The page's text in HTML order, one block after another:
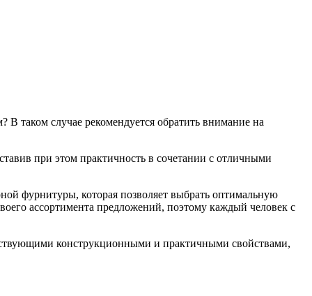
В таком случае рекомендуется обратить внимание на
при этом практичность в сочетании с отличными
фурнитуры, которая позволяет выбрать оптимальную
ассортимента предложений, поэтому каждый человек с
конструкционными и практичными свойствами,